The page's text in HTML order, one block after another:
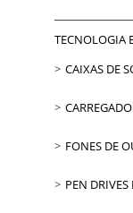
TECNOLOGIA
CAIXAS DE
FONES DE
PEN